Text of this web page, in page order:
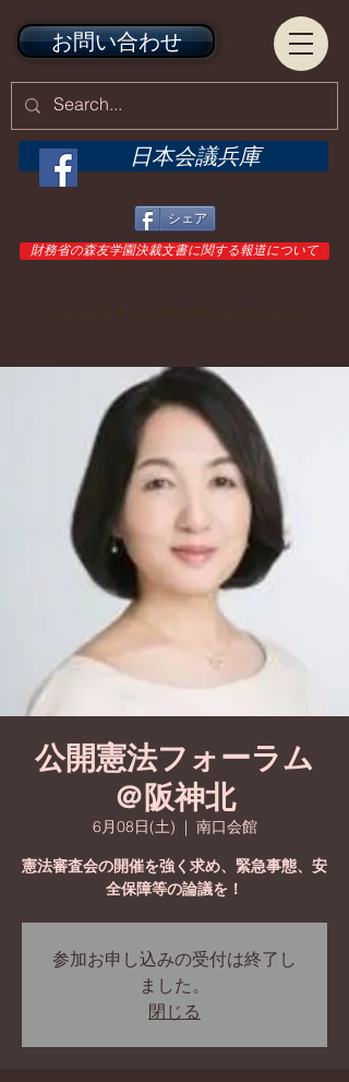
日本会議兵庫
シェア
お問い合わせ
財務省の森友学園決裁文書に関する報道について
公開憲法フォーラム
＠阪神北
6月08日(土)
  |
南口会館
憲法審査会の開催を強く求め、緊急事態、安
全保障等の論議を！
参加お申し込みの受付は終了し
ました。
閉じる